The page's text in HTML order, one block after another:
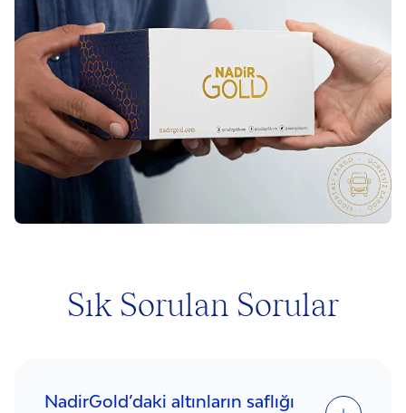
Sık Sorulan Sorular
NadirGold’daki altınların saflığı